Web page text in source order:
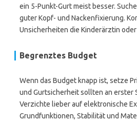
ein 5-Punkt-Gurt meist besser.
guter Kopf- und Nackenfixierung.
Unsicherheiten die Kinderärztin oder
Begrenztes Budget
Wenn das Budget knapp ist, setze
und Gurtsicherheit sollten an erster
Verzichte lieber auf elektronische
Grundfunktionen, Stabilität und